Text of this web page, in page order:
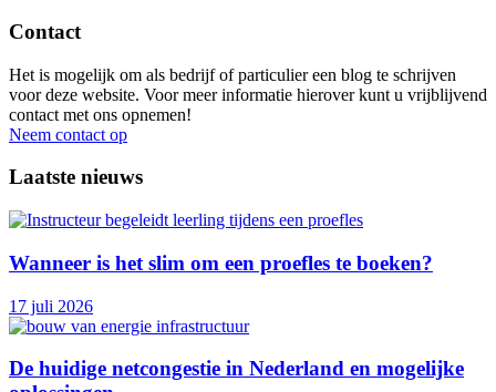
Contact
Het is mogelijk om als bedrijf of particulier een blog te schrijven
voor deze website. Voor meer informatie hierover kunt u vrijblijvend
contact met ons opnemen!
Neem contact op
Laatste nieuws
Wanneer is het slim om een proefles te boeken?
17 juli 2026
De huidige netcongestie in Nederland en mogelijke